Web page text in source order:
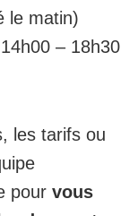
le matin)
– 18h30
les tarifs ou
pour vous